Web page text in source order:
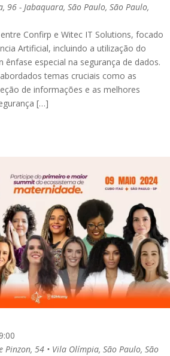
96 - Jabaquara, São Paulo, São Paulo,
Confirp e Witec IT Solutions, focado
Artificial, incluindo a utilização do
especial na segurança de dados.
temas cruciais como as
de informações e as melhores
[…]
Pinzon, 54 • Vila Olímpia, São Paulo, São